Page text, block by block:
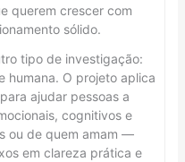
querem crescer com
sólido.
tipo de investigação:
humana. O projeto aplica
ajudar pessoas a
cognitivos e
ou de quem amam —
em clareza prática e